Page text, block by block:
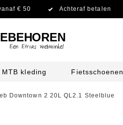
€ 50 Achteraf betalen
MTB kleding Fietsschoenen
Downtown 2 20L QL2.1 Steelblue